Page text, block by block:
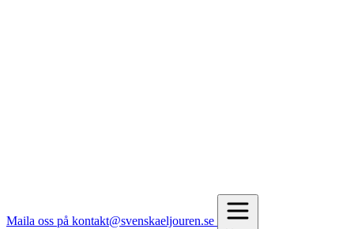
Maila oss på kontakt@svenskaeljouren.se